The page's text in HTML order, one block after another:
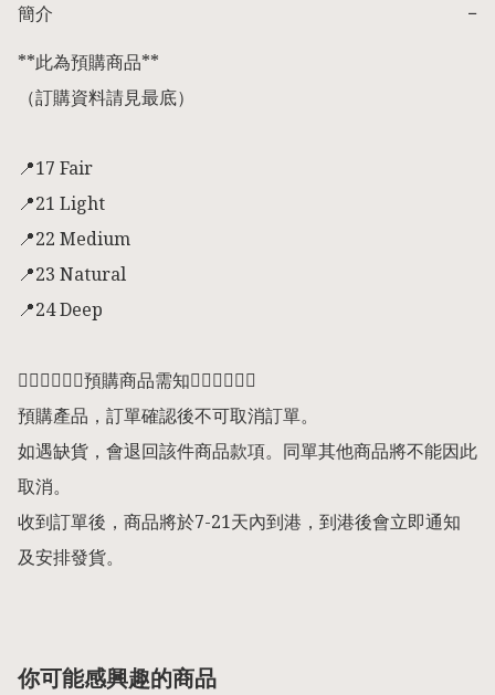
簡介
−
**此為預購商品**
（訂購資料請見最底）
📍17 Fair
📍21 Light
📍22 Medium
📍23 Natural
📍24 Deep
👇🏻👇🏻👇🏻預購商品需知👇🏻👇🏻👇🏻
預購產品，訂單確認後不可取消訂單。
如遇缺貨，會退回該件商品款項。同單其他商品將不能因此
取消。
收到訂單後，商品將於7-21天內到港，到港後會立即通知
及安排發貨。
你可能感興趣的商品